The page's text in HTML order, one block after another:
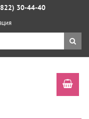
30-44-40